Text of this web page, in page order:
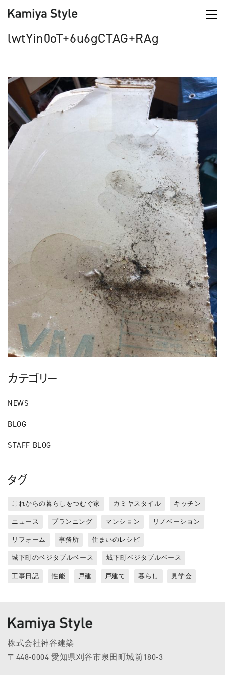
lwtYin0oT+6u6gCTAG+RAg
カテゴリー
NEWS
BLOG
STAFF BLOG
タグ
これからの暮らしをつむぐ家 カミヤスタイル キッチン
ニュース プランニング マンション リノベーション
リフォーム 事務所 住まいのレシピ
城下町のベジタブルベース 城下町ベジタブルベース
工事日記 性能 戸建 戸建て 暮らし 見学会
株式会社神谷建築
〒448-0004 愛知県刈谷市泉田町城前180-3